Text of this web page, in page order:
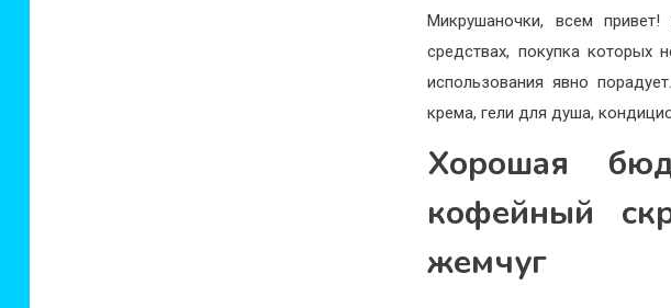
Микрушаночки, всем привет!
средствах, покупка которых
использования явно
крема, гели для душа,
Хорошая
кофейный
жемчуг